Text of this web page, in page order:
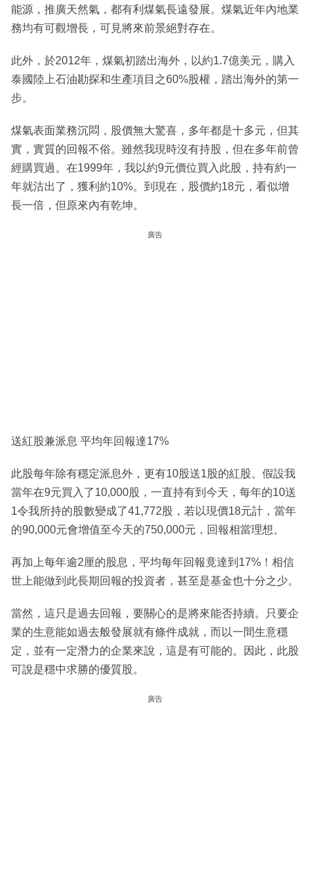
能源，推廣天然氣，都有利煤氣長遠發展。煤氣近年內地業
務均有可觀增長，可見將來前景絕對存在。
此外，於2012年，煤氣初踏出海外，以約1.7億美元，購入
泰國陸上石油勘探和生產項目之60%股權，踏出海外的第一
步。
煤氣表面業務沉悶，股價無大驚喜，多年都是十多元，但其
實，實質的回報不俗。雖然我現時沒有持股，但在多年前曾
經購買過。在1999年，我以約9元價位買入此股，持有約一
年就沽出了，獲利約10%。到現在，股價約18元，看似增
長一倍，但原來內有乾坤。
廣告
送紅股兼派息 平均年回報達17%
此股每年除有穩定派息外，更有10股送1股的紅股。假設我
當年在9元買入了10,000股，一直持有到今天，每年的10送
1令我所持的股數變成了41,772股，若以現價18元計，當年
的90,000元會增值至今天的750,000元，回報相當理想。
再加上每年逾2厘的股息，平均每年回報竟達到17%！相信
世上能做到此長期回報的投資者，甚至是基金也十分之少。
當然，這只是過去回報，要關心的是將來能否持續。只要企
業的生意能如過去般發展就有條件成就，而以一間生意穩
定，並有一定潛力的企業來說，這是有可能的。因此，此股
可說是穩中求勝的優質股。
廣告